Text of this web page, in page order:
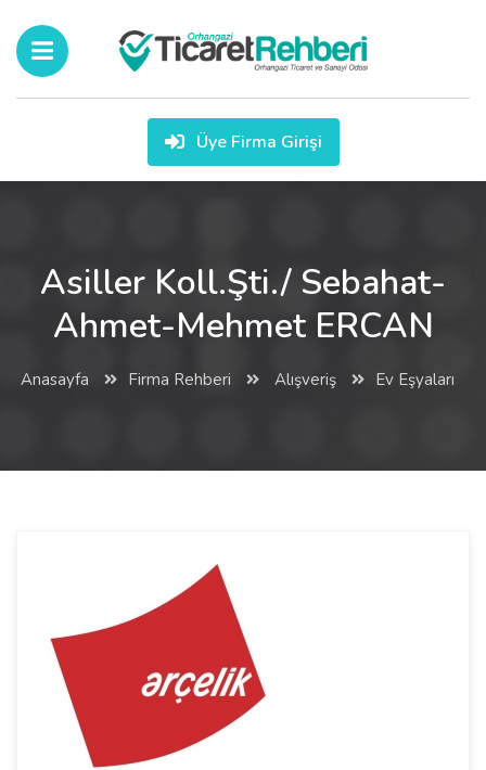
Üye Firma Girişi
Asiller Koll.Şti./ Sebahat-
Ahmet-Mehmet ERCAN
Anasayfa Firma Rehberi Alışveriş Ev Eşyaları